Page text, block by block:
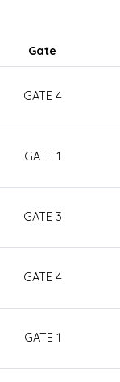
Gate
GATE 4
GATE 1
GATE 3
GATE 4
GATE 1